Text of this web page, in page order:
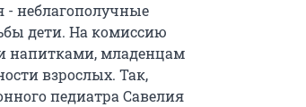
неблагополучные
дети. На комиссию
напитками, младенцам
взрослых. Так,
педиатра Савелия